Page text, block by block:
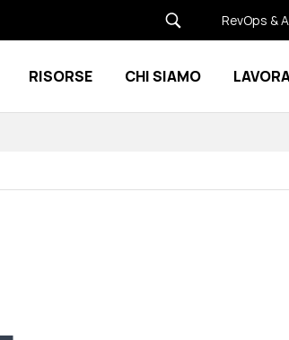
RevOps &
Show submenu for Settori
RISORSE Show submenu for Risorse
CHI SIAMO